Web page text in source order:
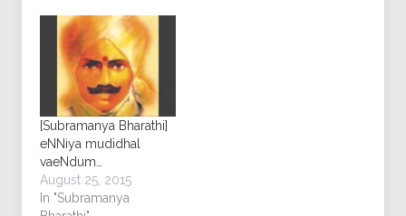
உடலைக் கட்டலாம்.
உயிரைக் கட்டலாமா?
உயிரைக் கட்டு.
உள்ளத்தைக் கட்டலாம்.
என்னிடத்தே சக்தி
எனதுயிரிலும் உள்ளத்திலும்
நிற்கின்றாள். சக்திக்கு
அநந்தமான கோயில்கள்
வேண்டும். தொடக்கமும்
முடிவுமில்லாத காலத்திலே
நிமிஷந்தோறும்
[Subramanya Bharathi]
eNNiya mudidhal
vaeNdum…
August 25, 2015
In "Subramanya